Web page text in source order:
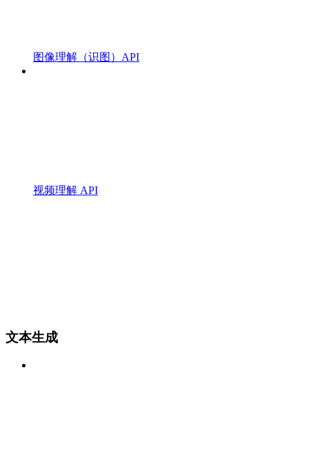
图像理解（识图）API
视频理解 API
文本生成